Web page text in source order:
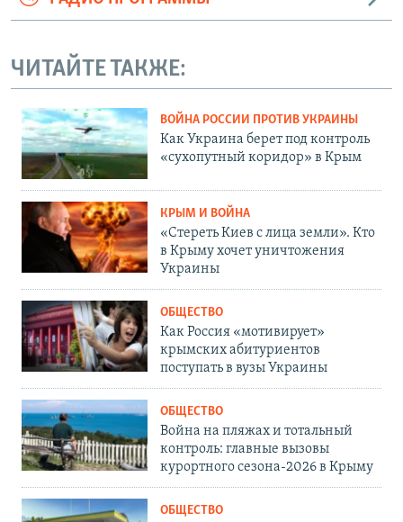
ЧИТАЙТЕ ТАКЖЕ:
ВОЙНА РОССИИ ПРОТИВ УКРАИНЫ
Как Украина берет под контроль
«сухопутный коридор» в Крым
КРЫМ И ВОЙНА
«Стереть Киев с лица земли». Кто
в Крыму хочет уничтожения
Украины
ОБЩЕСТВО
Как Россия «мотивирует»
крымских абитуриентов
поступать в вузы Украины
ОБЩЕСТВО
Война на пляжах и тотальный
контроль: главные вызовы
курортного сезона-2026 в Крыму
ОБЩЕСТВО